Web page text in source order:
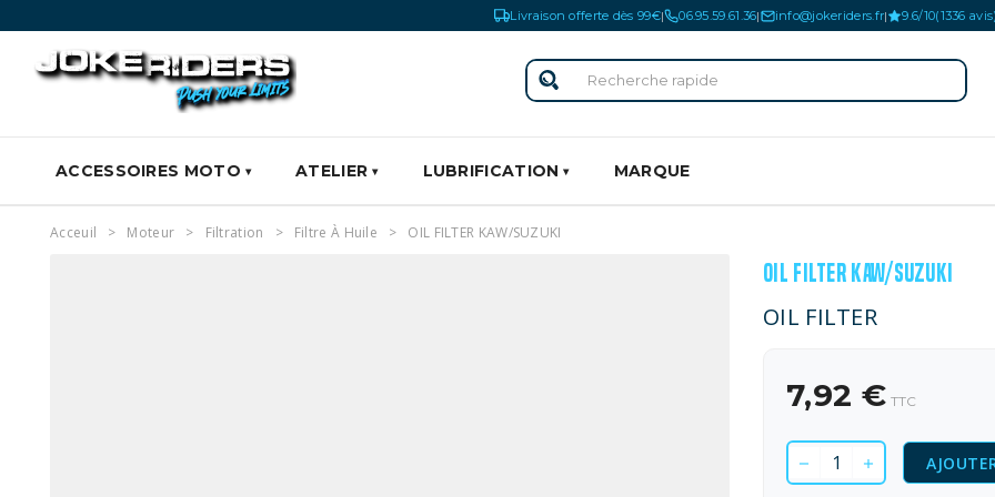
Livraison offerte dès 99€| 06.95.59.61.36| info@jokeriders.fr| 9.6/10(1336 avis)
ACCESSOIRES MOTO ATELIER LUBRIFICATION MARQUE
Acceuil Moteur Filtration Filtre À Huile OIL FILTER KAW/SUZUKI
OIL FILTER KAW/SUZUKI
OIL FILTER
7,92 € TTC